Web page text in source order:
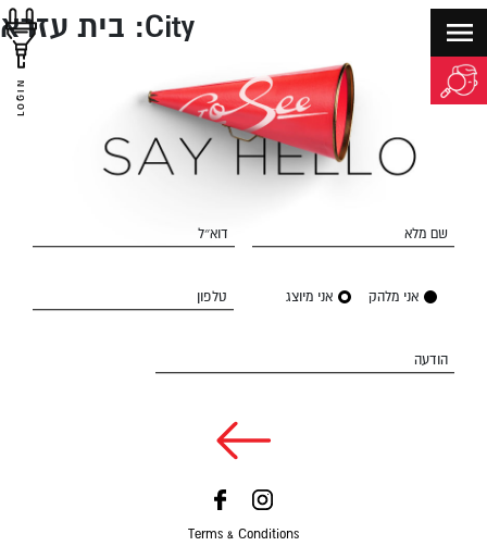
LOGIN
City: בית עזרא
שם מלא דוא״ל
אני מלהק אני מיוצג טלפון
הודעה
Terms & Conditions